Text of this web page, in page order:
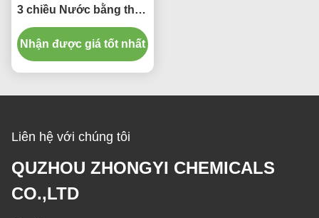
3 chiều Nước bằng thép
không gỉ Sử dụng
chung
Nhận được giá tốt nhất
Liên hệ với chúng tôi
QUZHOU ZHONGYI CHEMICALS
CO.,LTD